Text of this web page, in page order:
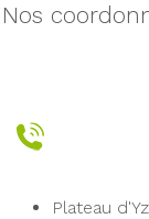
Nos
Plateau